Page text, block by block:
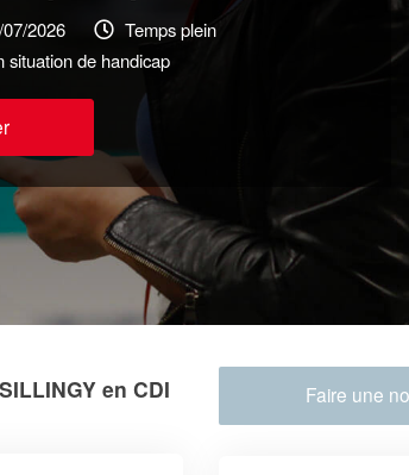
2026
Temps plein
situation de handicap
en CDI Faire une